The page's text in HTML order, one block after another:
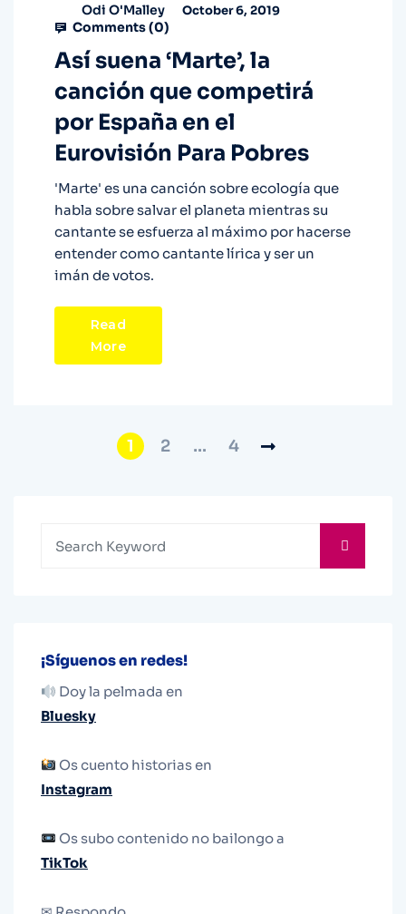
Odi O'Malley October 6, 2019
Comments (0)
Así suena ‘Marte’, la
canción que competirá
por España en el
Eurovisión Para Pobres
'Marte' es una canción sobre ecología que
habla sobre salvar el planeta mientras su
cantante se esfuerza al máximo por hacerse
entender como cantante lírica y ser un
imán de votos.
Read
More
1 2 … 4
¡Síguenos en redes!
Doy la pelmada en
Bluesky
Os cuento historias en
Instagram
Os subo contenido no bailongo a
TikTok